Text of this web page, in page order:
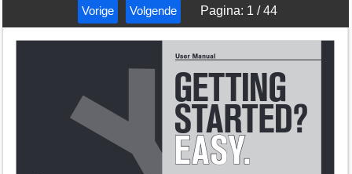
Vorige Volgende Pagina: 1 /44